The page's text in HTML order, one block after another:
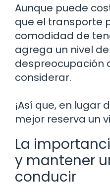
Aunque puede
que el transporte
comodidad de
agrega un nivel
despreocupación
considerar.
¡Así que, en lugar
mejor reserva un
La
y mantener
conducir